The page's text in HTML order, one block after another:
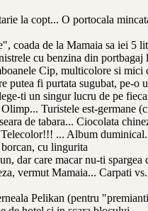
la copt... O portocala
coada de la Mamaia sa iei
cu benzina din
Cip, multicolore si
putea fi purtata sugubat, pe-
ti un singur lucru de pe
Turistele est-germane
de tabara... Ciocolata
... Album
cu lingurita
dar care macar nu-ti
vermut Mamaia... Carpati
Pelikan (pentru